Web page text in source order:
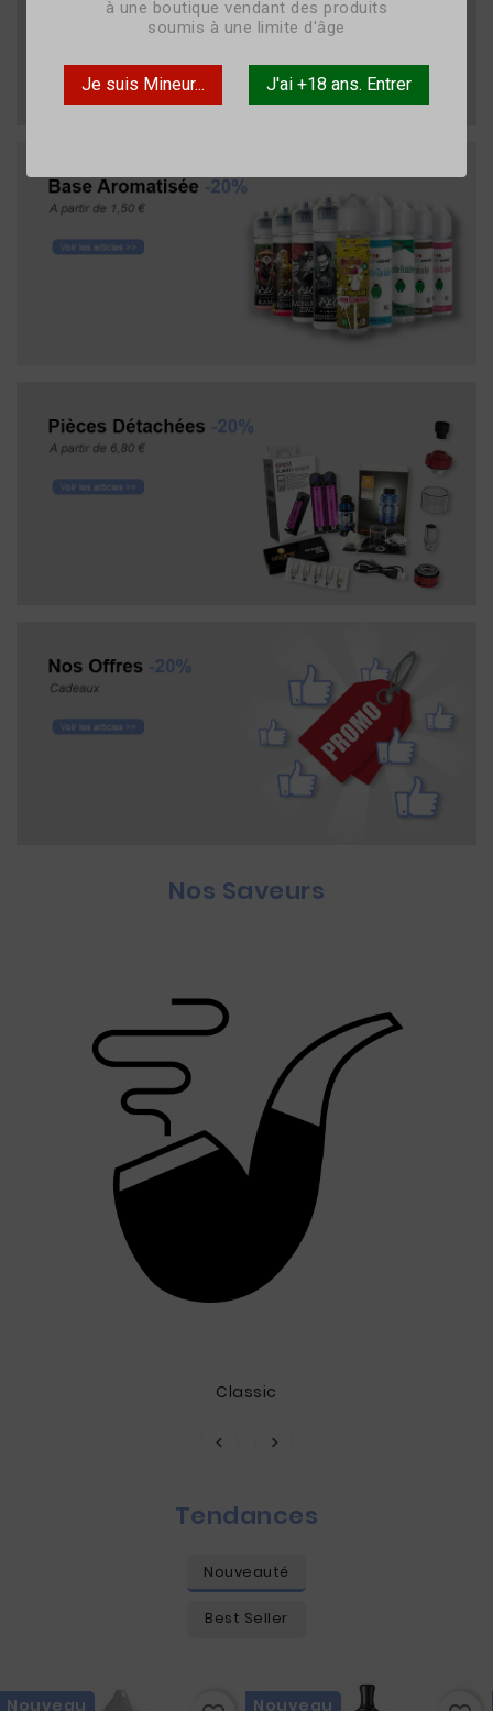
à une boutique vendant des produits
soumis à une limite d'âge
Je suis Mineur... J'ai +18 ans. Entrer
Nos Saveurs
Classic
Tendances
Nouveauté
Best Seller
Nouveau Nouveau